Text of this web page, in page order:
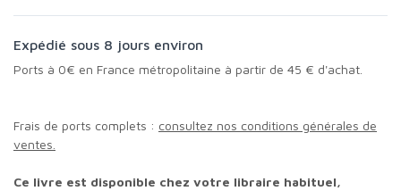
Expédié sous 8 jours environ
Ports à 0€ en France métropolitaine à partir de 45 € d'achat.
Frais de ports complets : consultez nos conditions générales de
ventes.
Ce livre est disponible chez votre libraire habituel,